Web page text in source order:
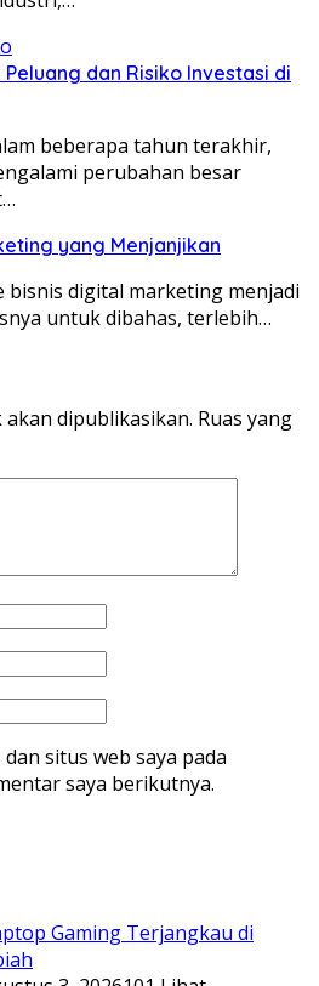
dan Risiko Investasi di
beberapa tahun terakhir,
perubahan besar
yang Menjanjikan
bisnis digital marketing menjadi
untuk dibahas, terlebih…
akan dipublikasikan. Ruas yang
situs web saya pada
saya berikutnya.